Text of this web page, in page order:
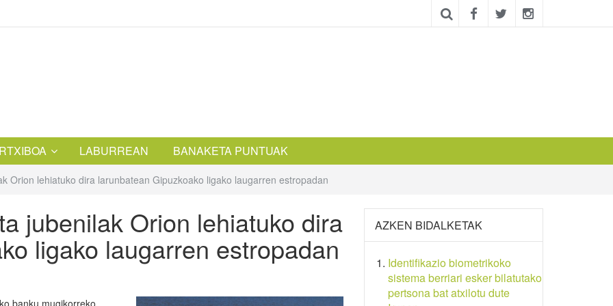
LABURREAN BANAKETA PUNTUAK
Orion lehiatuko dira larunbatean Gipuzkoako ligako laugarren estropadan
jubenilak Orion lehiatuko dira
ligako laugarren estropadan
banku mugikorreko
AZKEN BIDALKETAK
Identifikazio biometrikoko
sistema berriari esker bilatutako
pertsona bat atxilotu dute